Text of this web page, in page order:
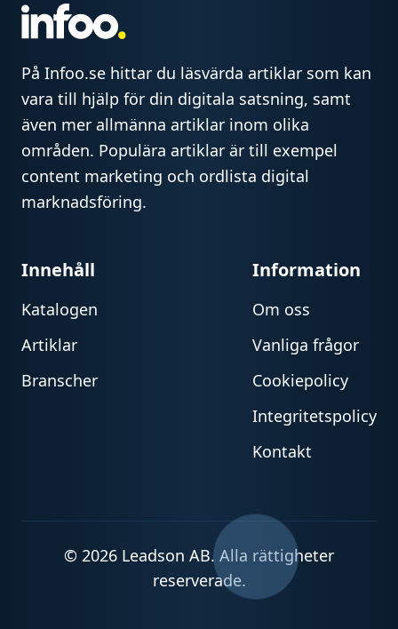
På Infoo.se hittar du läsvärda artiklar som kan
vara till hjälp för din digitala satsning, samt
även mer allmänna artiklar inom olika
områden. Populära artiklar är till exempel
content marketing och ordlista digital
marknadsföring.
Innehåll
Katalogen
Artiklar
Branscher
Information
Om oss
Vanliga frågor
Cookiepolicy
Integritetspolicy
Kontakt
© 2026 Leadson AB. Alla rättigheter
reserverade.